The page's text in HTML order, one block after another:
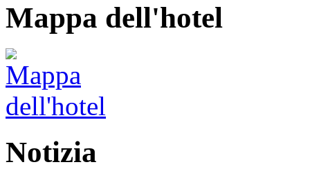
Mappa dell'hotel
Notizia